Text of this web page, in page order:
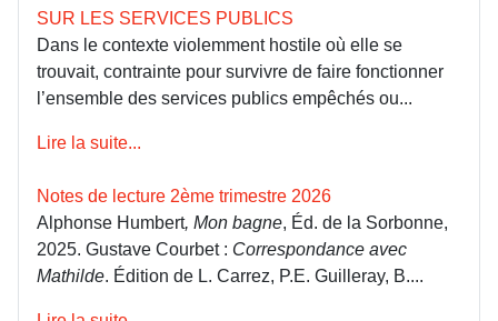
SUR LES SERVICES PUBLICS
Dans le contexte violemment hostile où elle se
trouvait, contrainte pour survivre de faire fonctionner
l’ensemble des services publics empêchés ou...
Lire la suite...
Notes de lecture 2ème trimestre 2026
Alphonse Humbert, Mon bagne, Éd. de la Sorbonne,
2025. Gustave Courbet : Correspondance avec
Mathilde. Édition de L. Carrez, P.E. Guilleray, B....